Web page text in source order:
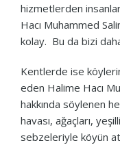
hizmetlerden
Hacı Muhammed
kolay. Bu da bizi
Kentlerde ise
eden Halime Hacı
hakkında söylenen
havası, ağaçları,
sebzeleriyle köyün